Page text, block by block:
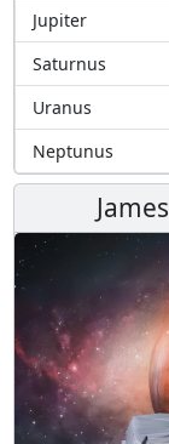
Jupiter
Saturnus
Uranus
Neptunus